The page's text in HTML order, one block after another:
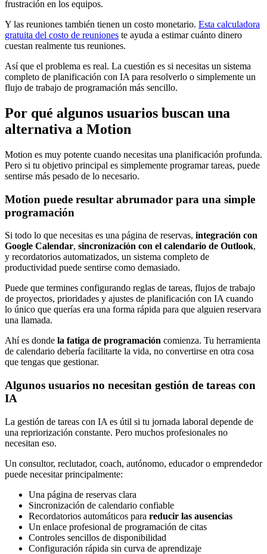
frustración en los equipos.
Y las reuniones también tienen un costo monetario. Esta calculadora
gratuita del costo de reuniones te ayuda a estimar cuánto dinero
cuestan realmente tus reuniones.
Así que el problema es real. La cuestión es si necesitas un sistema
completo de planificación con IA para resolverlo o simplemente un
flujo de trabajo de programación más sencillo.
Por qué algunos usuarios buscan una
alternativa a Motion
Motion es muy potente cuando necesitas una planificación profunda.
Pero si tu objetivo principal es simplemente programar tareas, puede
sentirse más pesado de lo necesario.
Motion puede resultar abrumador para una simple
programación
Si todo lo que necesitas es una página de reservas, integración con
Google Calendar, sincronización con el calendario de Outlook,
y recordatorios automatizados, un sistema completo de
productividad puede sentirse como demasiado.
Puede que termines configurando reglas de tareas, flujos de trabajo
de proyectos, prioridades y ajustes de planificación con IA cuando
lo único que querías era una forma rápida para que alguien reservara
una llamada.
Ahí es donde la fatiga de programación comienza. Tu herramienta
de calendario debería facilitarte la vida, no convertirse en otra cosa
que tengas que gestionar.
Algunos usuarios no necesitan gestión de tareas con
IA
La gestión de tareas con IA es útil si tu jornada laboral depende de
una repriorización constante. Pero muchos profesionales no
necesitan eso.
Un consultor, reclutador, coach, autónomo, educador o emprendedor
puede necesitar principalmente:
Una página de reservas clara
Sincronización de calendario confiable
Recordatorios automáticos para reducir las ausencias
Un enlace profesional de programación de citas
Controles sencillos de disponibilidad
Configuración rápida sin curva de aprendizaje